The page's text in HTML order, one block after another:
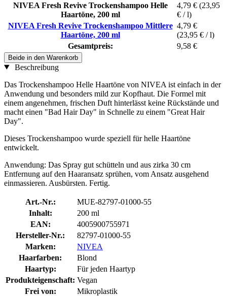
NIVEA Fresh Revive Trockenshampoo Helle
Haartöne, 200 ml
4,79 € (23,95
€ / l)
NIVEA Fresh Revive Trockenshampoo Mittlere
Haartöne, 200 ml
4,79 €
(23,95 € / l)
Gesamtpreis:
9,58 €
Beide in den Warenkorb
Beschreibung
Das Trockenshampoo Helle Haartöne von NIVEA ist einfach in der
Anwendung und besonders mild zur Kopfhaut. Die Formel mit
einem angenehmen, frischen Duft hinterlässt keine Rückstände und
macht einen "Bad Hair Day" in Schnelle zu einem "Great Hair
Day".
Dieses Trockenshampoo wurde speziell für helle Haartöne
entwickelt.
Anwendung: Das Spray gut schütteln und aus zirka 30 cm
Entfernung auf den Haaransatz sprühen, vom Ansatz ausgehend
einmassieren. Ausbürsten. Fertig.
Art.-Nr.:
MUE-82797-01000-55
Inhalt:
200 ml
EAN:
4005900755971
Hersteller-Nr.:
82797-01000-55
Marken:
NIVEA
Haarfarben:
Blond
Haartyp:
Für jeden Haartyp
Produkteigenschaft: Vegan
Frei von:
Mikroplastik